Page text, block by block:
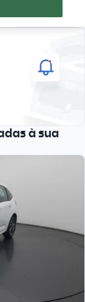
Salvar busca
à sua